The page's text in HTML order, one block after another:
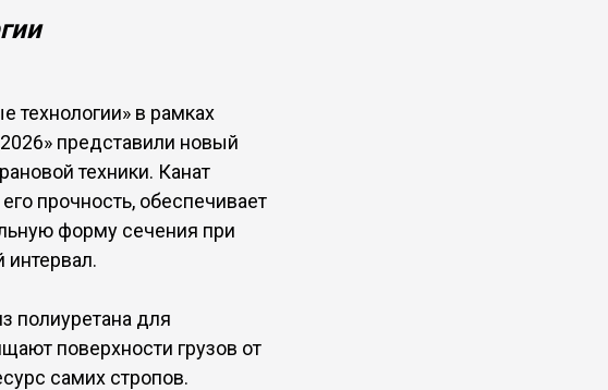
технологии» в рамках
представили новый
техники. Канат
прочность, обеспечивает
форму сечения при
полиуретана для
поверхности грузов от
самих стропов.